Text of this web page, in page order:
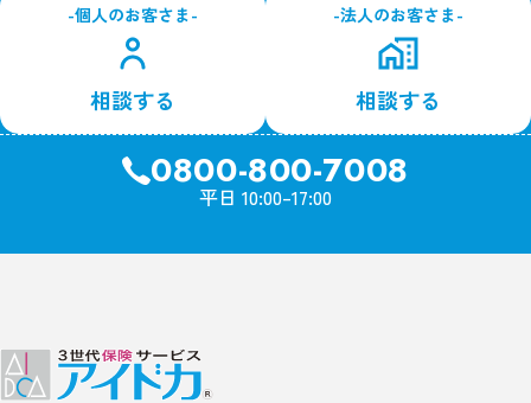
-個人のお客さま-
相談する
-法人のお客さま-
相談する
0800-800-7008
平日 10:00–17:00